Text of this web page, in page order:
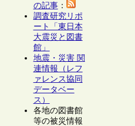
の記事：
調査研究リポ
ート「東日本
大震災と図書
館」
地震・災害 関
連情報（レフ
ァレンス協同
データベー
ス）
各地の図書館
等の被災情報